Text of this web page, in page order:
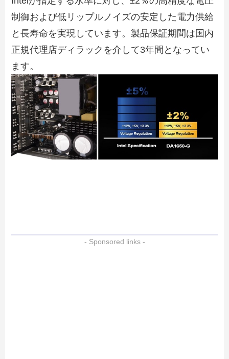
制御および低リップルノイズの安定した電力供給
と長寿命を実現しています。製品保証期間は国内
正規代理店ディラックを介して3年間となってい
ます。
- Sponsored links -